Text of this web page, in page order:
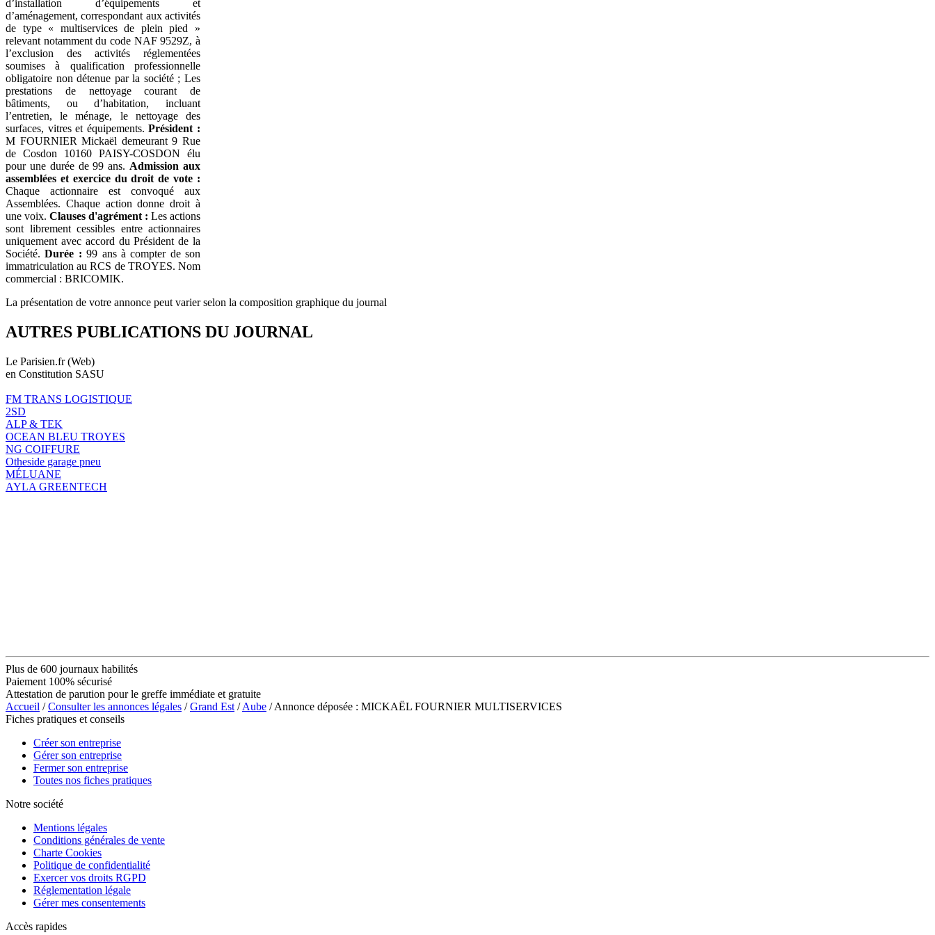
d’installation d’équipements et
d’aménagement, correspondant aux activités
de type « multiservices de plein pied »
relevant notamment du code NAF 9529Z, à
l’exclusion des activités réglementées
soumises à qualification professionnelle
obligatoire non détenue par la société ; Les
prestations de nettoyage courant de
bâtiments, ou d’habitation, incluant
l’entretien, le ménage, le nettoyage des
surfaces, vitres et équipements.Président :
M FOURNIER Mickaël demeurant 9 Rue
de Cosdon 10160 PAISY-COSDON élu
pour une durée de 99 ans. Admission aux
assemblées et exercice du droit de vote :
Chaque actionnaire est convoqué aux
Assemblées. Chaque action donne droit à
une voix. Clauses d'agrément : Les actions
sont librement cessibles entre actionnaires
uniquement avec accord du Président de la
Société.Durée : 99 ans à compter de son
immatriculation au RCS de TROYES. Nom
commercial : BRICOMIK.
La présentation de votre annonce peut varier selon la composition graphique du journal
AUTRES PUBLICATIONS DU JOURNAL
Le Parisien.fr (Web)
en Constitution SASU
FM TRANS LOGISTIQUE
2SD
ALP & TEK
OCEAN BLEU TROYES
NG COIFFURE
Otheside garage pneu
MÉLUANE
AYLA GREENTECH
Plus de 600 journaux habilités
Paiement 100% sécurisé
Attestation de parution pour le greffe immédiate et gratuite
Accueil /Consulter les annonces légales /Grand Est /Aube / Annonce déposée : MICKAËL FOURNIER MULTISERVICES
Fiches pratiques et conseils
Créer son entreprise
Gérer son entreprise
Fermer son entreprise
Toutes nos fiches pratiques
Notre société
Mentions légales
Conditions générales de vente
Charte Cookies
Politique de confidentialité
Exercer vos droits RGPD
Réglementation légale
Gérer mes consentements
Accès rapides